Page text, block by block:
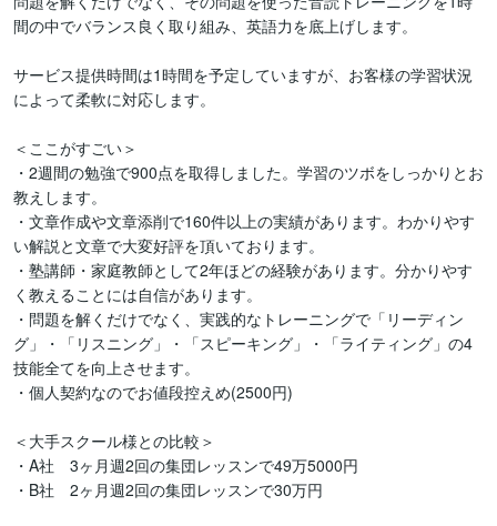
間の中でバランス良く取り組み、英語力を底上げします。
サービス提供時間は1時間を予定していますが、お客様の学習状況
によって柔軟に対応します。
＜ここがすごい＞
・2週間の勉強で900点を取得しました。学習のツボをしっかりとお
教えします。
・文章作成や文章添削で160件以上の実績があります。わかりやす
い解説と文章で大変好評を頂いております。
・塾講師・家庭教師として2年ほどの経験があります。分かりやす
く教えることには自信があります。
・問題を解くだけでなく、実践的なトレーニングで「リーディン
グ」・「リスニング」・「スピーキング」・「ライティング」の4
技能全てを向上させます。
・個人契約なのでお値段控えめ(2500円)
＜大手スクール様との比較＞
・A社　3ヶ月週2回の集団レッスンで49万5000円
・B社　2ヶ月週2回の集団レッスンで30万円